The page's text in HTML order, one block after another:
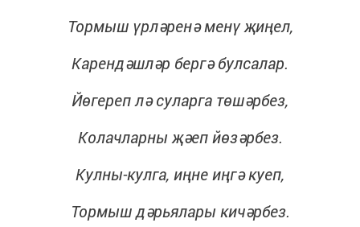
Тормыш үрләренә менү җиңел,
Карендәшләр бергә булсалар.
Йөгереп лә суларга төшәрбез,
Колачларны җәеп йөзәрбез.
Кулны-кулга, иңне иңгә куеп,
Тормыш дәрьялары кичәрбез.